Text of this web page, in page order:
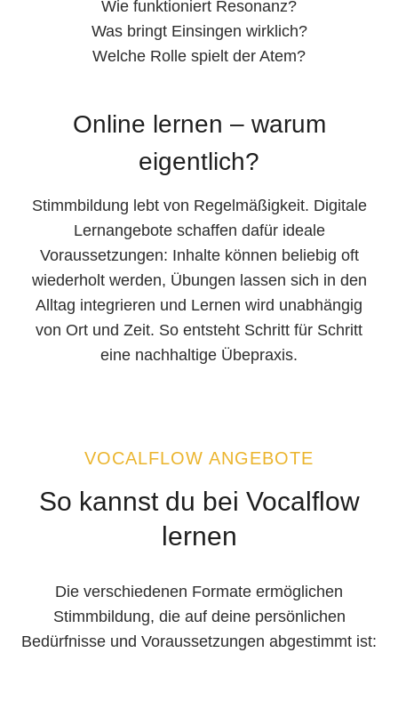
Wie funktioniert Resonanz?
Was bringt Einsingen wirklich?
Welche Rolle spielt der Atem?
Online lernen – warum
eigentlich?
Stimmbildung lebt von Regelmäßigkeit. Digitale
Lernangebote schaffen dafür ideale
Voraussetzungen: Inhalte können beliebig oft
wiederholt werden, Übungen lassen sich in den
Alltag integrieren und Lernen wird unabhängig
von Ort und Zeit. So entsteht Schritt für Schritt
eine nachhaltige Übepraxis.
VOCALFLOW ANGEBOTE
So kannst du bei Vocalflow
lernen
Die verschiedenen Formate ermöglichen
Stimmbildung, die auf deine persönlichen
Bedürfnisse und Voraussetzungen abgestimmt ist: